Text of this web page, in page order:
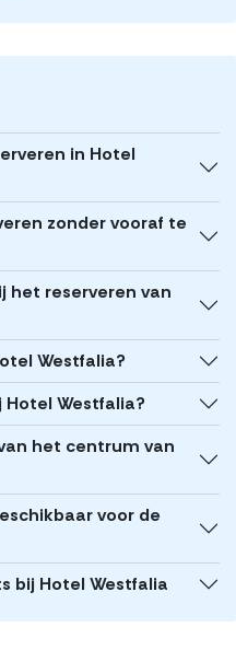
in Hotel
zonder vooraf te
het reserveren van
Westfalia?
Hotel Westfalia?
het centrum van
voor de
bij Hotel Westfalia